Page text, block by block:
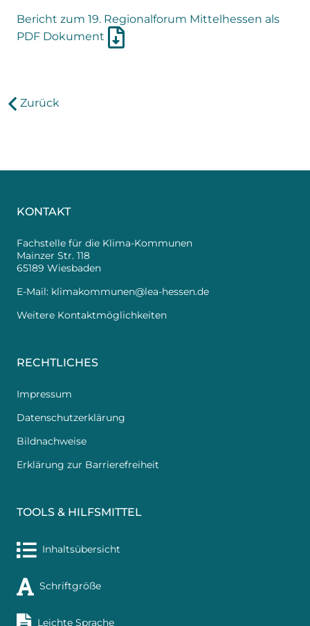
Bericht zum 19. Regionalforum Mittelhessen als
PDF Dokument
Zurück
KONTAKT
Fachstelle für die Klima-Kommunen
Mainzer Str. 118
65189 Wiesbaden
E-Mail: klimakommunen@lea-hessen.de
Weitere Kontaktmöglichkeiten
RECHTLICHES
Impressum
Datenschutzerklärung
Bildnachweise
Erklärung zur Barrierefreiheit
TOOLS & HILFSMITTEL
Inhaltsübersicht
Schriftgröße
Leichte Sprache